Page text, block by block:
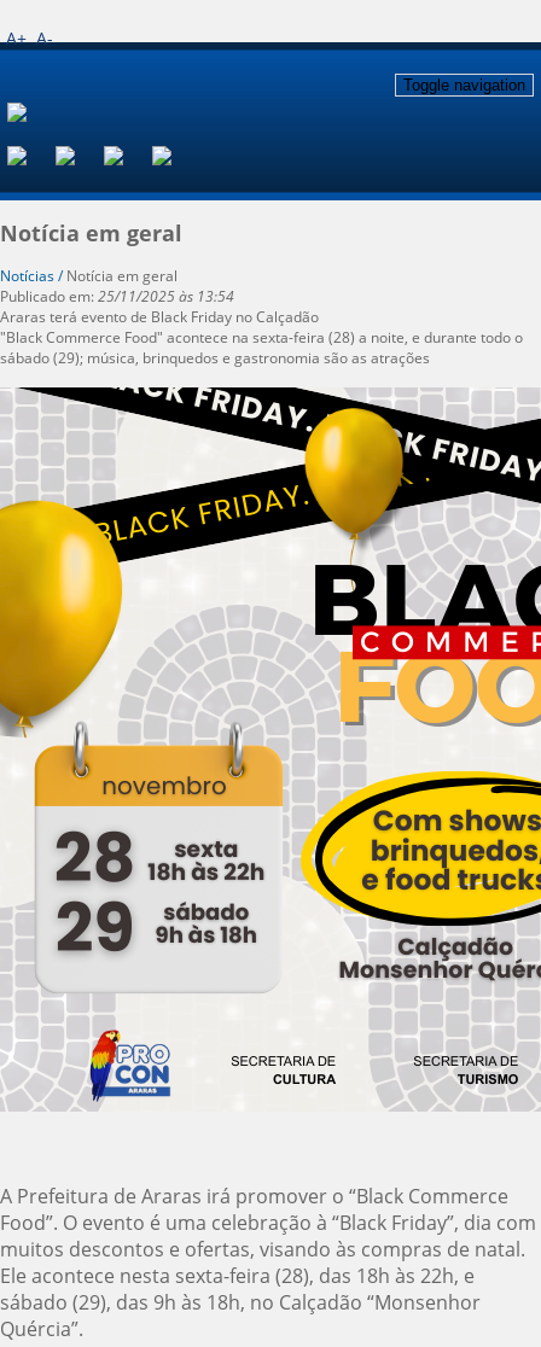
A+ A-
Toggle navigation
Notícia em geral
Notícias /Notícia em geral
Publicado em:25/11/2025 às 13:54
Araras terá evento de Black Friday no Calçadão
"Black Commerce Food" acontece na sexta-feira (28) a noite, e durante todo o
sábado (29); música, brinquedos e gastronomia são as atrações
A Prefeitura de Araras irá promover o “Black Commerce
Food”. O evento é uma celebração à “Black Friday”, dia com
muitos descontos e ofertas, visando às compras de natal.
Ele acontece nesta sexta-feira (28), das 18h às 22h, e
sábado (29), das 9h às 18h, no Calçadão “Monsenhor
Quércia”.